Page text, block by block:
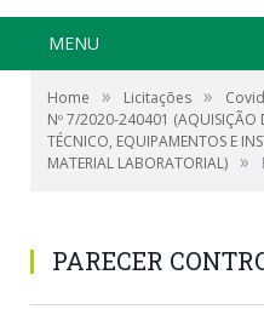
MENU
Home » Licitações »
Nº 7/2020-240401 (AQUISIÇÃO
TÉCNICO, EQUIPAMENTOS E
MATERIAL LABORATORIAL) »
PARECER